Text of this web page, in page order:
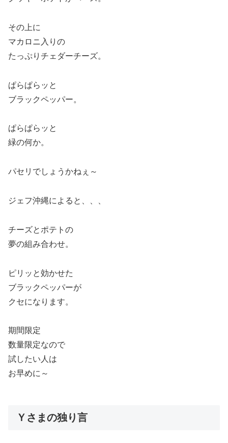
その上に
マカロニ入りの
たっぷりチェダーチーズ。
ぱらぱらッと
ブラックペッパー。
ぱらぱらッと
緑の何か。
パセリでしょうかねぇ～
ジェフ沖縄によると、、、
チーズとポテトの
夢の組み合わせ。
ピリッと効かせた
ブラックペッパーが
クセになります。
期間限定
数量限定なので
試したい人は
お早めに～
Ｙさまの独り言